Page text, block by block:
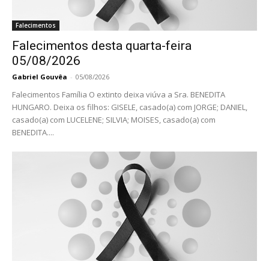
Falecimentos
Falecimentos desta quarta-feira
05/08/2026
Gabriel Gouvêa - 05/08/2026
Falecimentos Família O extinto deixa viúva a Sra. BENEDITA
HUNGARO. Deixa os filhos: GISELE, casado(a) com JORGE; DANIEL,
casado(a) com LUCELENE; SILVIA; MOISES, casado(a) com
BENEDITA....